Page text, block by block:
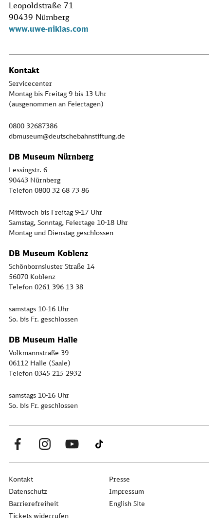
Leopoldstraße 71
90439 Nürnberg
www.uwe-niklas.com
Kontakt
Servicecenter
Montag bis Freitag 9 bis 13 Uhr
(ausgenommen an Feiertagen)
0800 32687386
dbmuseum@deutschebahnstiftung.de
DB Museum Nürnberg
Lessingstr. 6
90443 Nürnberg
Telefon 0800 32 68 73 86
Mittwoch bis Freitag 9-17 Uhr
Samstag, Sonntag, Feiertage 10-18 Uhr
Montag und Dienstag geschlossen
DB Museum Koblenz
Schönbornsluster Straße 14
56070 Koblenz
Telefon 0261 396 13 38
samstags 10-16 Uhr
So. bis Fr. geschlossen
DB Museum Halle
Volkmannstraße 39
06112 Halle (Saale)
Telefon 0345 215 2932
samstags 10-16 Uhr
So. bis Fr. geschlossen
Kontakt
Presse
Datenschutz
Impressum
Barrierefreiheit
English Site
Tickets widerrufen